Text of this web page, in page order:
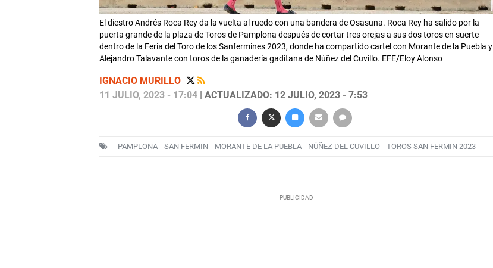
El diestro Andrés Roca Rey da la vuelta al ruedo con una bandera de Osasuna. Roca Rey ha salido por la
puerta grande de la plaza de Toros de Pamplona después de cortar tres orejas a sus dos toros en suerte
dentro de la Feria del Toro de los Sanfermines 2023, donde ha compartido cartel con Morante de la Puebla y
Alejandro Talavante con toros de la ganadería gaditana de Núñez del Cuvillo. EFE/Eloy Alonso
IGNACIO MURILLO
11 JULIO, 2023 - 17:04| ACTUALIZADO: 12 JULIO, 2023 - 7:53
PAMPLONA SAN FERMIN MORANTE DE LA PUEBLA NÚÑEZ DEL CUVILLO TOROS SAN FERMIN 2023